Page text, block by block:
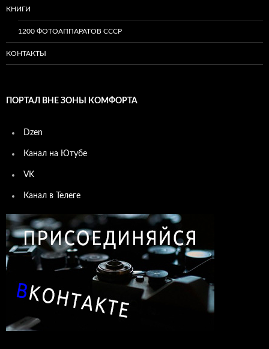
КНИГИ
1200 ФОТОАППАРАТОВ СССР
КОНТАКТЫ
ПОРТАЛ ВНЕ ЗОНЫ КОМФОРТА
Dzen
Канал на Ютубе
VK
Канал в Телеге